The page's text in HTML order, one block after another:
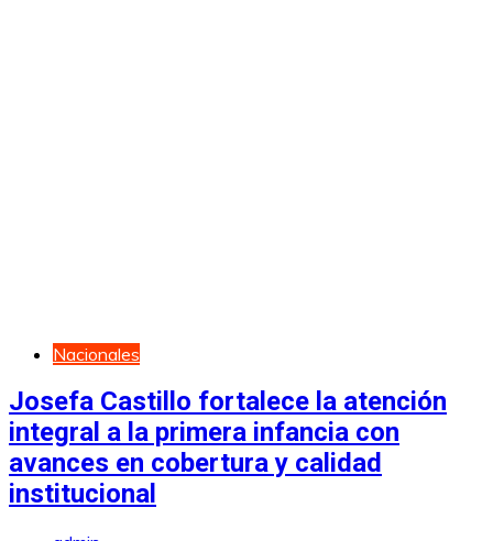
Nacionales
Josefa Castillo fortalece la atención
integral a la primera infancia con
avances en cobertura y calidad
institucional